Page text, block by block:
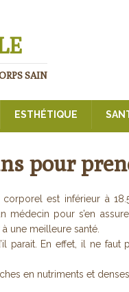
SAIN
ESTHÉTIQUE
pour
corporel est inférieur à
médecin pour s’en
une meilleure santé.
parait. En effet, il ne
en nutriments et